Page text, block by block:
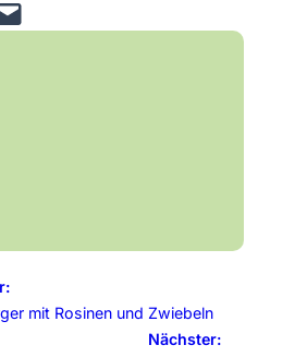
mit Rosinen und Zwiebeln
Nächster: